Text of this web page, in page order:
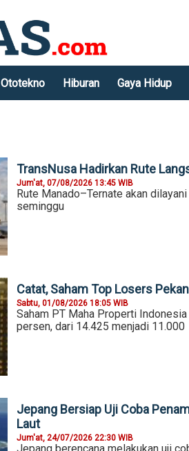
Ototekno Hiburan Gaya Hidup
TransNusa Hadirkan Rute
Jum'at, 07/08/2026 13:45 WIB
Rute Manado–Ternate akan
seminggu
Catat, Saham Top Losers
Sabtu, 01/08/2026 18:05 WIB
Saham PT Maha Properti
persen, dari 14.425 menjadi 11.000
Jepang Bersiap Uji Coba
Laut
Jum'at, 24/07/2026 22:30 WIB